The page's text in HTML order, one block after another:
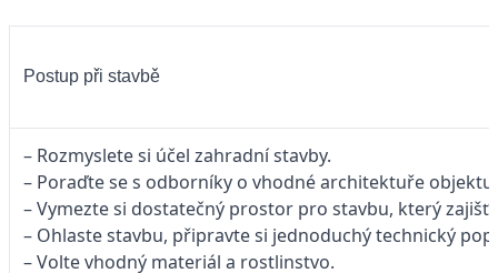
Postup při stavbě
– Rozmyslete si účel zahradní stavby.
– Poraďte se s odborníky o vhodné architektuře objektu.
– Vymezte si dostatečný prostor pro stavbu, který
– Ohlaste stavbu, připravte si jednoduchý technický
– Volte vhodný materiál a rostlinstvo.